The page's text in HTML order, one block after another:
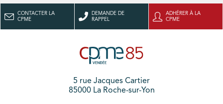
CONTACTER LA
CPME
DEMANDE DE
RAPPEL
ADHÉRER À LA
CPME
5 rue Jacques Cartier
85000 La Roche-sur-Yon